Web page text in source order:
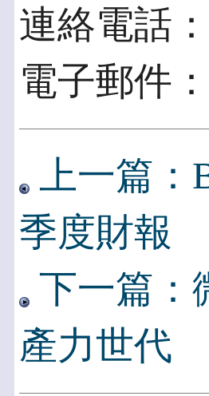
連絡電話
電子郵件
上一篇：
季度財報
下一篇：
產力世代